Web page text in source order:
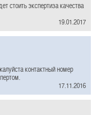
стоить экспертиза качества
19.01.2017
контактный номер
17.11.2016